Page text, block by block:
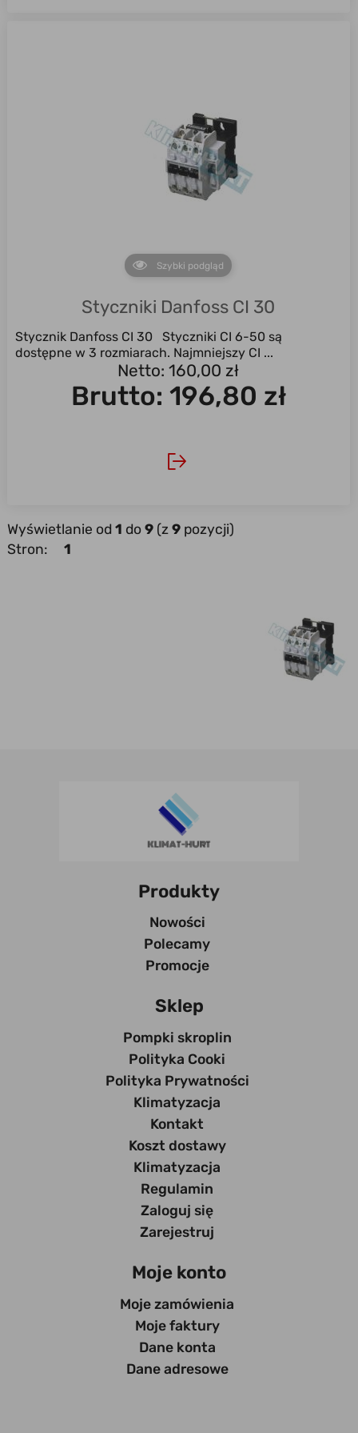
Szybki podgląd
Styczniki Danfoss CI 30
Stycznik Danfoss CI 30 Styczniki CI 6-50 są
dostępne w 3 rozmiarach. Najmniejszy CI ...
Netto: 160,00 zł
Brutto: 196,80 zł
Wyświetlanie od 1 do 9(z 9pozycji)
Stron:
1
Produkty
Nowości
Polecamy
Promocje
Sklep
Pompki skroplin
Polityka Cooki
Polityka Prywatności
Klimatyzacja
Kontakt
Koszt dostawy
Klimatyzacja
Regulamin
Zaloguj się
Zarejestruj
Moje konto
Moje zamówienia
Moje faktury
Dane konta
Dane adresowe